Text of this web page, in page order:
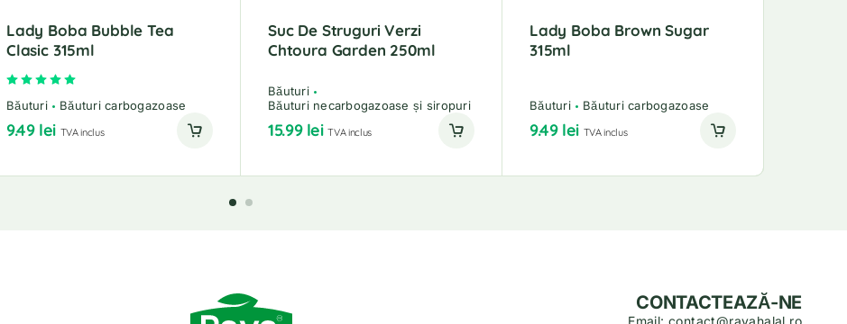
Lady Boba Bubble Tea
Clasic 315ml
Băuturi Băuturi carbogazoase
9.49 lei TVA inclus
Suc De Struguri Verzi
Chtoura Garden 250ml
Băuturi
Băuturi necarbogazoase și siropuri
15.99 lei TVA inclus
Lady Boba Brown Sugar
315ml
Băuturi Băuturi carbogazoase
9.49 lei TVA inclus
CONTACTEAZĂ-NE
Email: contact@rayahalal.ro